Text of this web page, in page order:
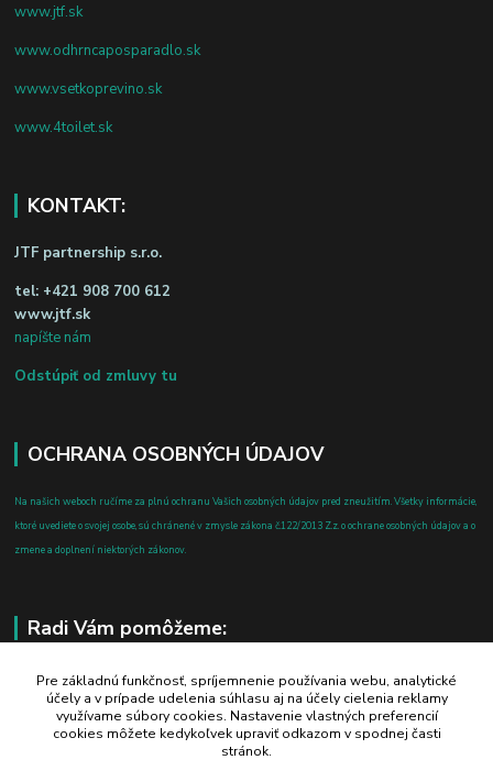
www.jtf.sk
www.odhrncaposparadlo.sk
www.vsetkoprevino.sk
www.4toilet.sk
KONTAKT:
JTF partnership s.r.o.
tel: +421 908 700 612
www.jtf.sk
napíšte nám
Odstúpiť od zmluvy tu
OCHRANA OSOBNÝCH ÚDAJOV
Na našich weboch ručíme za plnú ochranu Vašich osobných údajov pred zneužitím. Všetky informácie,
ktoré uvediete o svojej osobe, sú chránené v zmysle zákona č.122/2013 Z.z. o ochrane osobných údajov a o
zmene a doplnení niektorých zákonov.
Radi Vám pomôžeme:
+421 908 700 612
po-pia: 8.00 - 16.00
business@jtf.sk
Pre základnú funkčnosť, spríjemnenie používania webu, analytické
účely a v prípade udelenia súhlasu aj na účely cielenia reklamy
využívame súbory cookies. Nastavenie vlastných preferencií
cookies môžete kedykoľvek upraviť odkazom v spodnej časti
stránok.